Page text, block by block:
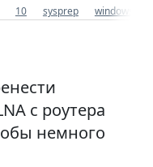
10 sysprep windows
с роутера
немного